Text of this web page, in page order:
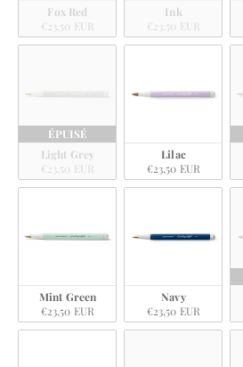
Fox Red
€23,50 EUR
Ink
€23,50 EUR
ÉPUISÉ
Light Grey
€23,50 EUR
Lilac
€23,50 EUR
Mint Green
€23,50 EUR
Navy
€23,50 EUR